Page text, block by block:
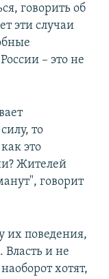
говорить об
эти случаи
– это не
то
это
Жителей
говорит
их поведения,
Власть и не
хотят,